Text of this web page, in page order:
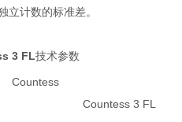
计数的标准差。
3 FL技术参数
Countess 3 FL